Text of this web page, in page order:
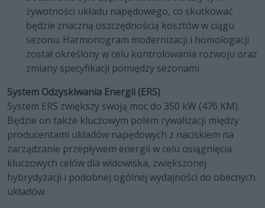
żywotności układu napędowego, co skutkować
będzie znaczną oszczędnością kosztów w ciągu
sezonu. Harmonogram modernizacji i homologacji
został określony w celu kontrolowania rozwoju oraz
zmiany specyfikacji pomiędzy sezonami.
System Odzyskiwania Energii (ERS)
System ERS zwiększy swoją moc do 350 kW (476 KM).
Będzie on także kluczowym polem rywalizacji między
producentami układów napędowych z naciskiem na
zarządzanie przepływem energii w celu osiągnięcia
kluczowych celów dla widowiska, zwiększonej
hybrydyzacji i podobnej ogólnej wydajności do obecnych
układów.